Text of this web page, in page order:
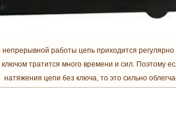
непрерывной работы цепь приходится
тратится много времени и сил. Поэтому
натяжения цепи без ключа, то это сильно